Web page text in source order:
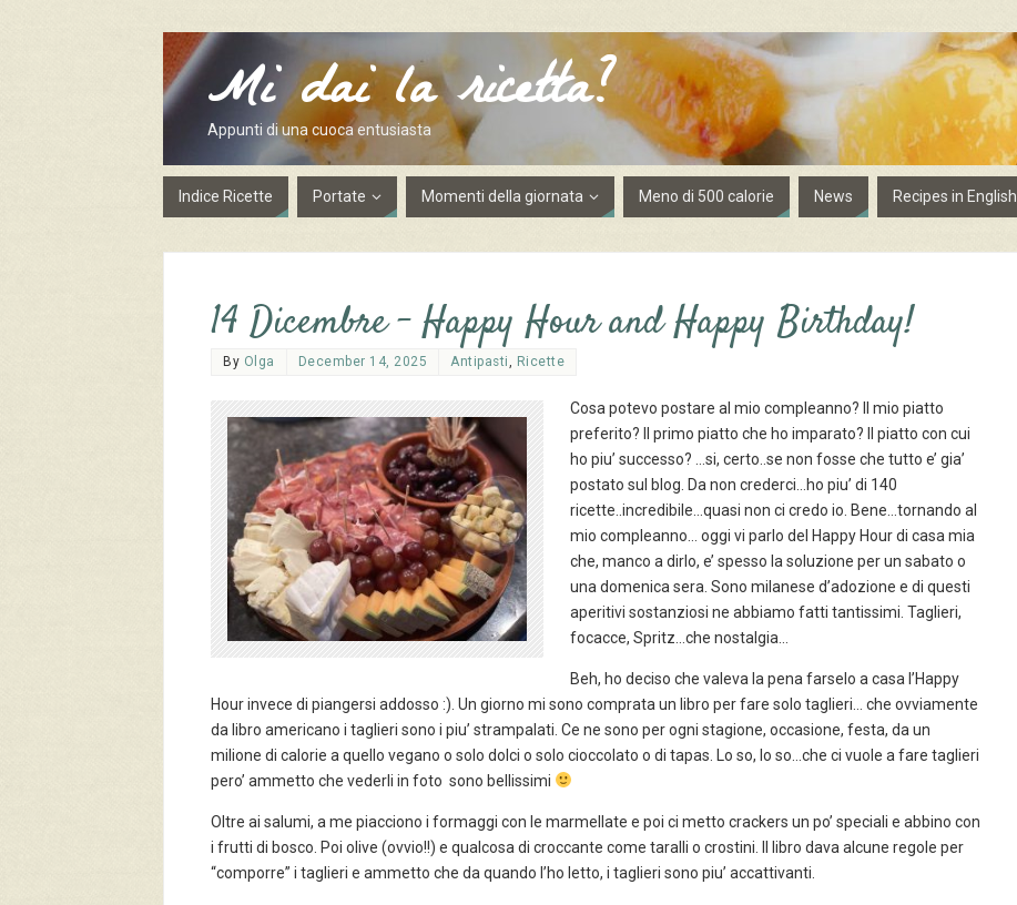
Mi dai la ricetta?
Appunti di una cuoca entusiasta
Indice Ricette Portate Momenti della giornata Meno di 500 calorie News Recipes in English
14 Dicembre – Happy Hour and Happy Birthday!
By Olga December 14, 2025 Antipasti, Ricette
Cosa potevo postare al mio compleanno? Il mio piatto
preferito? Il primo piatto che ho imparato? Il piatto con cui
ho piu’ successo? …si, certo..se non fosse che tutto e’ gia’
postato sul blog. Da non crederci…ho piu’ di 140
ricette..incredibile…quasi non ci credo io. Bene…tornando al
mio compleanno… oggi vi parlo del Happy Hour di casa mia
che, manco a dirlo, e’ spesso la soluzione per un sabato o
una domenica sera. Sono milanese d’adozione e di questi
aperitivi sostanziosi ne abbiamo fatti tantissimi. Taglieri,
focacce, Spritz…che nostalgia…
Beh, ho deciso che valeva la pena farselo a casa l’Happy
Hour invece di piangersi addosso :). Un giorno mi sono comprata un libro per fare solo taglieri… che ovviamente
da libro americano i taglieri sono i piu’ strampalati. Ce ne sono per ogni stagione, occasione, festa, da un
milione di calorie a quello vegano o solo dolci o solo cioccolato o di tapas. Lo so, lo so…che ci vuole a fare taglieri
pero’ ammetto che vederli in foto sono bellissimi
Oltre ai salumi, a me piacciono i formaggi con le marmellate e poi ci metto crackers un po’ speciali e abbino con
i frutti di bosco. Poi olive (ovvio!!) e qualcosa di croccante come taralli o crostini. Il libro dava alcune regole per
“comporre” i taglieri e ammetto che da quando l’ho letto, i taglieri sono piu’ accattivanti.